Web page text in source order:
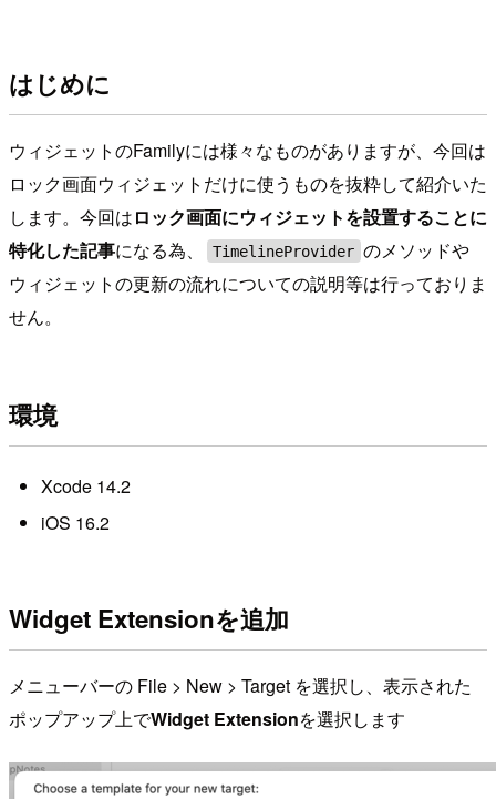
はじめに
ウィジェットのFamilyには様々なものがありますが、今回は
ロック画面ウィジェットだけに使うものを抜粋して紹介いた
します。今回はロック画面にウィジェットを設置することに
特化した記事になる為、 TimelineProvider のメソッドや
ウィジェットの更新の流れについての説明等は行っておりま
せん。
環境
Xcode 14.2
iOS 16.2
Widget Extensionを追加
メニューバーの File > New > Target を選択し、表示された
ポップアップ上でWidget Extensionを選択します